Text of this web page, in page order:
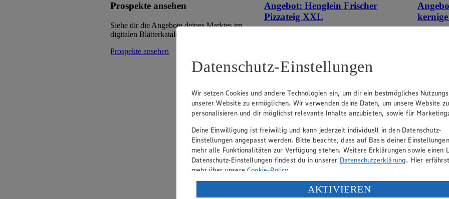
Prospekte ansehen
Siehe dir die Angebote deines Marktes im
digitalen Blätterkatalog an.
Prospekte ansehen
Angebot: Henglein Frischer
Pizzateig XXL
-60% Rabatt)
550g Packung, (1kg = 2,02)
500g
Datenschutz-Einstellungen
Wir setzen Cookies und andere Technologien ein, um dir ein bestmögliches
unserer Website zu ermöglichen. Wir verwenden deine Daten, um unsere Website zu
personalisieren und dir möglichst relevante Inhalte anzubieten, sowie für
Deine Einwilligung ist freiwillig und kann jederzeit individuell in den Datenschutz-
Einstellungen angepasst werden. Bitte beachte, dass auf Basis deiner
mehr alle Funktionalitäten zur Verfügung stehen. Weitere Erklärungen sowie einen
Datenschutz-Einstellungen findest du in unserer Datenschutzerklärung. Hier
mehr über unsereCookie-Policy.
Verarbeitung deiner personenbezogenen Daten in den USA durch Facebook und
AKTIVIEREN